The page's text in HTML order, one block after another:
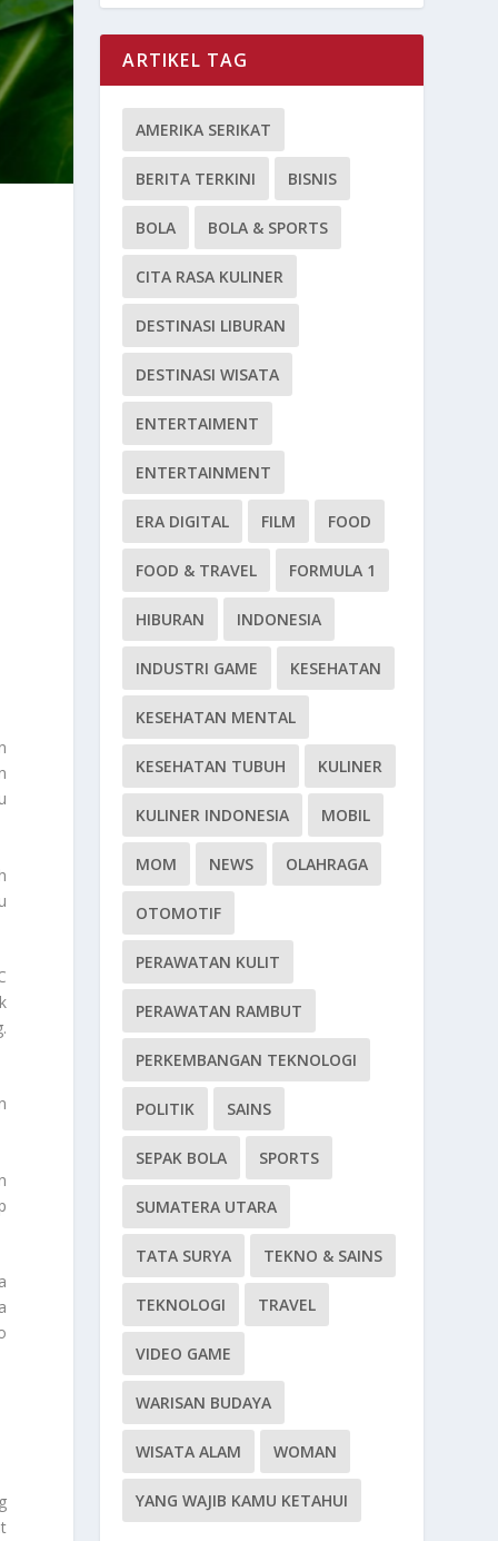
ARTIKEL TAG
AMERIKA SERIKAT
BERITA TERKINI BISNIS
BOLA BOLA & SPORTS
CITA RASA KULINER
DESTINASI LIBURAN
DESTINASI WISATA
ENTERTAIMENT
ENTERTAINMENT
ERA DIGITAL FILM FOOD
FOOD & TRAVEL FORMULA 1
HIBURAN INDONESIA
INDUSTRI GAME KESEHATAN
KESEHATAN MENTAL
KESEHATAN TUBUH KULINER
KULINER INDONESIA MOBIL
MOM NEWS OLAHRAGA
OTOMOTIF
PERAWATAN KULIT
PERAWATAN RAMBUT
PERKEMBANGAN TEKNOLOGI
POLITIK SAINS
SEPAK BOLA SPORTS
SUMATERA UTARA
TATA SURYA TEKNO & SAINS
TEKNOLOGI TRAVEL
VIDEO GAME
WARISAN BUDAYA
WISATA ALAM WOMAN
YANG WAJIB KAMU KETAHUI